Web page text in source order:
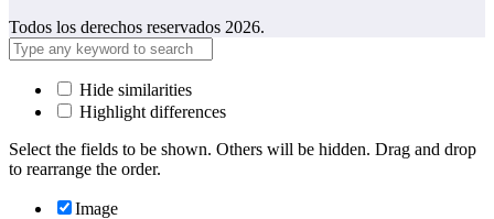
Todos los derechos reservados 2026.
Hide similarities
Highlight differences
Select the fields to be shown. Others will be hidden. Drag and drop
to rearrange the order.
Image